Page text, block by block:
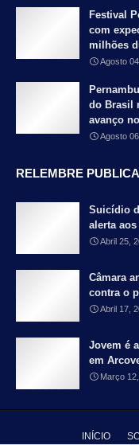
Festival
com
milhões
Agosto
do Brasil
avanço
Agosto
RELEMBRE
Suicídio
alerta
Abril 25,
Câmara
contra o
Abril 17,
Jovem é
em
Março
INÍCIO